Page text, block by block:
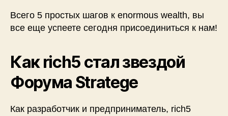
Всего 5 простых шагов к enormous wealth, вы
все еще успеете сегодня присоединиться к нам!
Как rich5 стал звездой
Форума Stratege
Как разработчик и предприниматель, rich5